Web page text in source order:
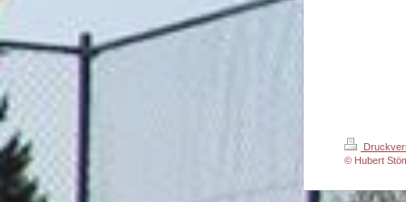
© Hubert